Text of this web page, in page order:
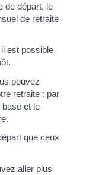
de départ, le
de retraite
est possible
pouvez
retraite : par
et le
que ceux
aller plus